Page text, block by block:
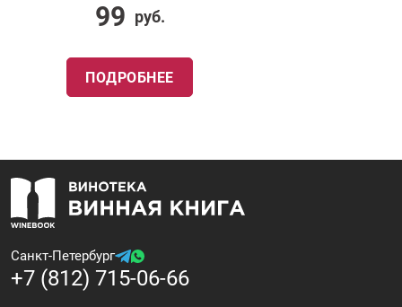
99 руб.
ПОДРОБНЕЕ
Санкт-Петербург
+7 (812) 715-06-66